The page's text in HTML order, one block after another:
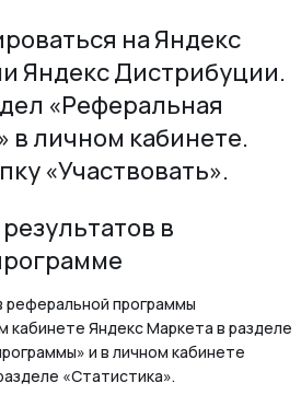
на Яндекс
Яндекс Дистрибуции.
«Реферальная
в личном кабинете.
«Участвовать».
в
реферальной программы
Яндекс Маркета в разделе
и в личном кабинете
«Статистика».